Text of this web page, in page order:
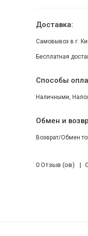
Доставка:
Самовывоз в г.
Бесплатная
Способы
Наличными,
Обмен и
Возврат/Обмен
0 Отзыв (ов)